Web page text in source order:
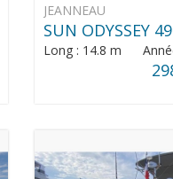
JEANNEAU
SUN ODYSSEY
Long : 14.8 m